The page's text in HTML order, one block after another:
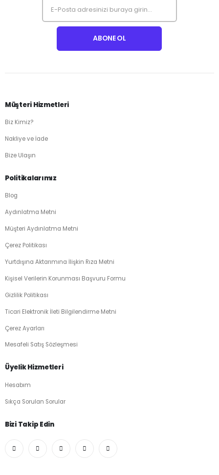
Müşteri Hizmetleri
Biz Kimiz?
Nakliye ve İade
Bize Ulaşın
Politikalarımız
Blog
Aydınlatma Metni
Müşteri Aydınlatma Metni
Çerez Politikası
Yurtdışına Aktarımına İlişkin Rıza Metni
Kişisel Verilerin Korunması Başvuru Formu
Gizlilik Politikası
Ticari Elektronik İleti Bilgilendirme Metni
Çerez Ayarları
Mesafeli Satış Sözleşmesi
Üyelik Hizmetleri
Hesabım
Sıkça Sorulan Sorular
Bizi Takip Edin